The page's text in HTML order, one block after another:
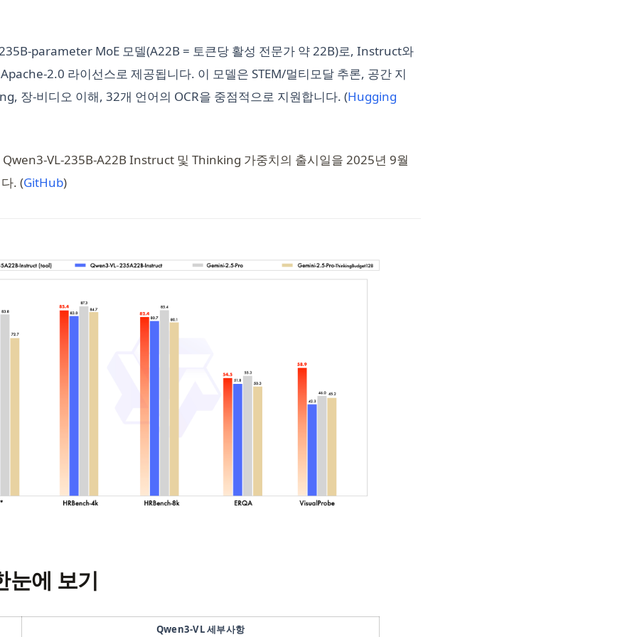
MoE 모델(A22B = 토큰당 활성 전문가 약 22B)로, Instruct와
라이선스로 제공됩니다. 이 모델은 STEM/멀티모달 추론, 공간 지
장‑비디오 이해, 32개 언어의 OCR을 중점적으로 지원합니다. (Hugging
Instruct 및 Thinking 가중치의 출시일을 2025년 9월
. (GitHub(opens in a new tab)
)
눈에 보기
Qwen3‑VL 세부사항